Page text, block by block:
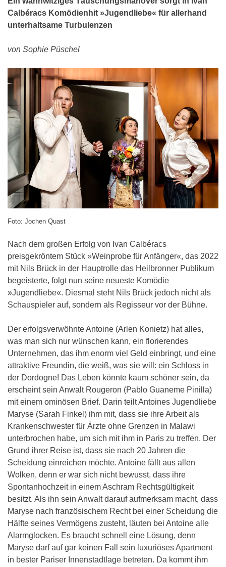
Calbéracs Komödienhit »Jugendliebe« für allerhand
unterhaltsame Turbulenzen
von Sophie Püschel
Foto: Jochen Quast
Nach dem großen Erfolg von Ivan Calbéracs
preisgekröntem Stück »Weinprobe für Anfänger«, das 2022
mit Nils Brück in der Hauptrolle das Heilbronner Publikum
begeisterte, folgt nun seine neueste Komödie
»Jugendliebe«. Diesmal steht Nils Brück jedoch nicht als
Schauspieler auf, sondern als Regisseur vor der Bühne.
Der erfolgsverwöhnte Antoine (Arlen Konietz) hat alles,
was man sich nur wünschen kann, ein florierendes
Unternehmen, das ihm enorm viel Geld einbringt, und eine
attraktive Freundin, die weiß, was sie will: ein Schloss in
der Dordogne! Das Leben könnte kaum schöner sein, da
erscheint sein Anwalt Rougeron (Pablo Guaneme Pinilla)
mit einem ominösen Brief. Darin teilt Antoines Jugendliebe
Maryse (Sarah Finkel) ihm mit, dass sie ihre Arbeit als
Krankenschwester für Ärzte ohne Grenzen in Malawi
unterbrochen habe, um sich mit ihm in Paris zu treffen. Der
Grund ihrer Reise ist, dass sie nach 20 Jahren die
Scheidung einreichen möchte. Antoine fällt aus allen
Wolken, denn er war sich nicht bewusst, dass ihre
Spontanhochzeit in einem Aschram Rechtsgültigkeit
besitzt. Als ihn sein Anwalt darauf aufmerksam macht, dass
Maryse nach französischem Recht bei einer Scheidung die
Hälfte seines Vermögens zusteht, läuten bei Antoine alle
Alarmglocken. Es braucht schnell eine Lösung, denn
Maryse darf auf gar keinen Fall sein luxuriöses Apartment
in bester Pariser Innenstadtlage betreten. Da kommt ihm